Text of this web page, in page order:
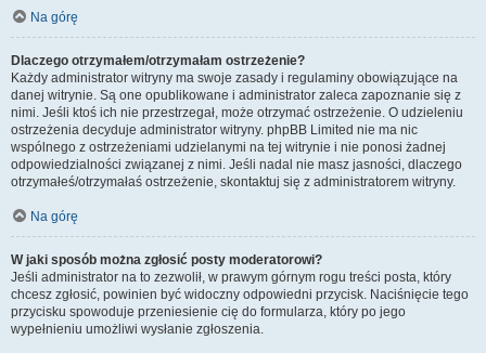
Na górę
Dlaczego otrzymałem/otrzymałam ostrzeżenie?
Każdy administrator witryny ma swoje zasady i regulaminy obowiązujące na
danej witrynie. Są one opublikowane i administrator zaleca zapoznanie się z
nimi. Jeśli ktoś ich nie przestrzegał, może otrzymać ostrzeżenie. O udzieleniu
ostrzeżenia decyduje administrator witryny. phpBB Limited nie ma nic
wspólnego z ostrzeżeniami udzielanymi na tej witrynie i nie ponosi żadnej
odpowiedzialności związanej z nimi. Jeśli nadal nie masz jasności, dlaczego
otrzymałeś/otrzymałaś ostrzeżenie, skontaktuj się z administratorem witryny.
Na górę
W jaki sposób można zgłosić posty moderatorowi?
Jeśli administrator na to zezwolił, w prawym górnym rogu treści posta, który
chcesz zgłosić, powinien być widoczny odpowiedni przycisk. Naciśnięcie tego
przycisku spowoduje przeniesienie cię do formularza, który po jego
wypełnieniu umożliwi wysłanie zgłoszenia.